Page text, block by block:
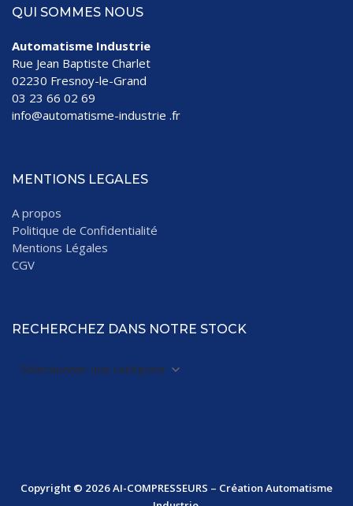
QUI SOMMES NOUS
Automatisme Industrie
Rue Jean Baptiste Charlet
02230 Fresnoy-le-Grand
03 23 66 02 69
info@automatisme-industrie .fr
MENTIONS LEGALES
A propos
Politique de Confidentialité
Mentions Légales
CGV
RECHERCHEZ DANS NOTRE STOCK
Copyright © 2026 AI-COMPRESSEURS – Création Automatisme